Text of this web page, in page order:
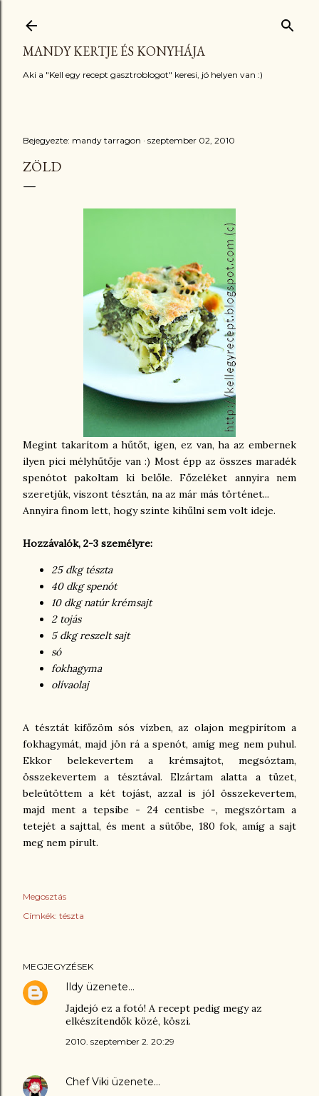
MANDY KERTJE ÉS KONYHÁJA
Aki a "Kell egy recept gasztroblogot" keresi, jó helyen van :)
Bejegyezte: mandy tarragon szeptember 02, 2010
ZÖLD
Megint takarítom a hűtőt, igen, ez van, ha az embernek
ilyen pici mélyhűtője van :) Most épp az összes maradék
spenótot pakoltam ki belőle. Főzeléket annyira nem
szeretjük, viszont tésztán, na az már más történet...
Annyira finom lett, hogy szinte kihűlni sem volt ideje.
Hozzávalók, 2-3 személyre:
25 dkg tészta
40 dkg spenót
10 dkg natúr krémsajt
2 tojás
5 dkg reszelt sajt
só
fokhagyma
olívaolaj
A tésztát kifőzöm sós vízben, az olajon megpirítom a
fokhagymát, majd jön rá a spenót, amíg meg nem puhul.
Ekkor belekevertem a krémsajtot, megsóztam,
összekevertem a tésztával. Elzártam alatta a tüzet,
beleütöttem a két tojást, azzal is jól összekevertem,
majd ment a tepsibe - 24 centisbe -, megszórtam a
tetejét a sajttal, és ment a sütőbe, 180 fok, amíg a sajt
meg nem pirult.
Megosztás
Címkék: tészta
MEGJEGYZÉSEK
Ildy üzenete…
Jajdejó ez a fotó! A recept pedig megy az
elkészítendők közé, köszi.
2010. szeptember 2. 20:29
Chef Viki üzenete…